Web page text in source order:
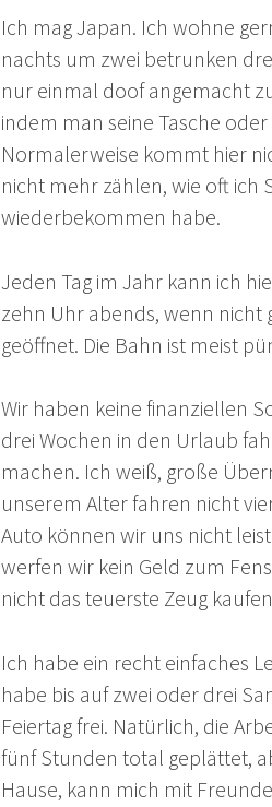
Ich mag Japan. Ich wohne
nachts um zwei betrunken
nur einmal doof angemacht
indem man seine Tasche
Normalerweise kommt hier
nicht mehr zählen, wie oft ich
wiederbekommen habe.
Jeden Tag im Jahr kann ich
zehn Uhr abends, wenn nicht
geöffnet. Die Bahn ist meist
Wir haben keine finanziellen
drei Wochen in den Urlaub
machen. Ich weiß, große
unserem Alter fahren nicht
Auto können wir uns nicht
werfen wir kein Geld zum
nicht das teuerste Zeug
Ich habe ein recht einfaches
habe bis auf zwei oder drei
Feiertag frei. Natürlich, die
fünf Stunden total geplättet,
Hause, kann mich mit